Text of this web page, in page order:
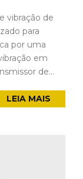
vibração de
para
por uma
em
de...
LEIA MAIS